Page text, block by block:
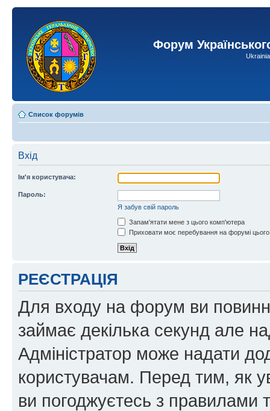
Форум
Список форумів
Вхід
Ім'я користувача:
Пароль:
Я забув свій пароль
Запам'ятати мене з цього комп'ютера
Приховати моє перебування на форумі
РЕЄСТРАЦІЯ
Для входу на форум ви
займає декілька секунд але
Адміністратор може надати
користувачам. Перед тим, як
ви погоджуєтесь з правилами